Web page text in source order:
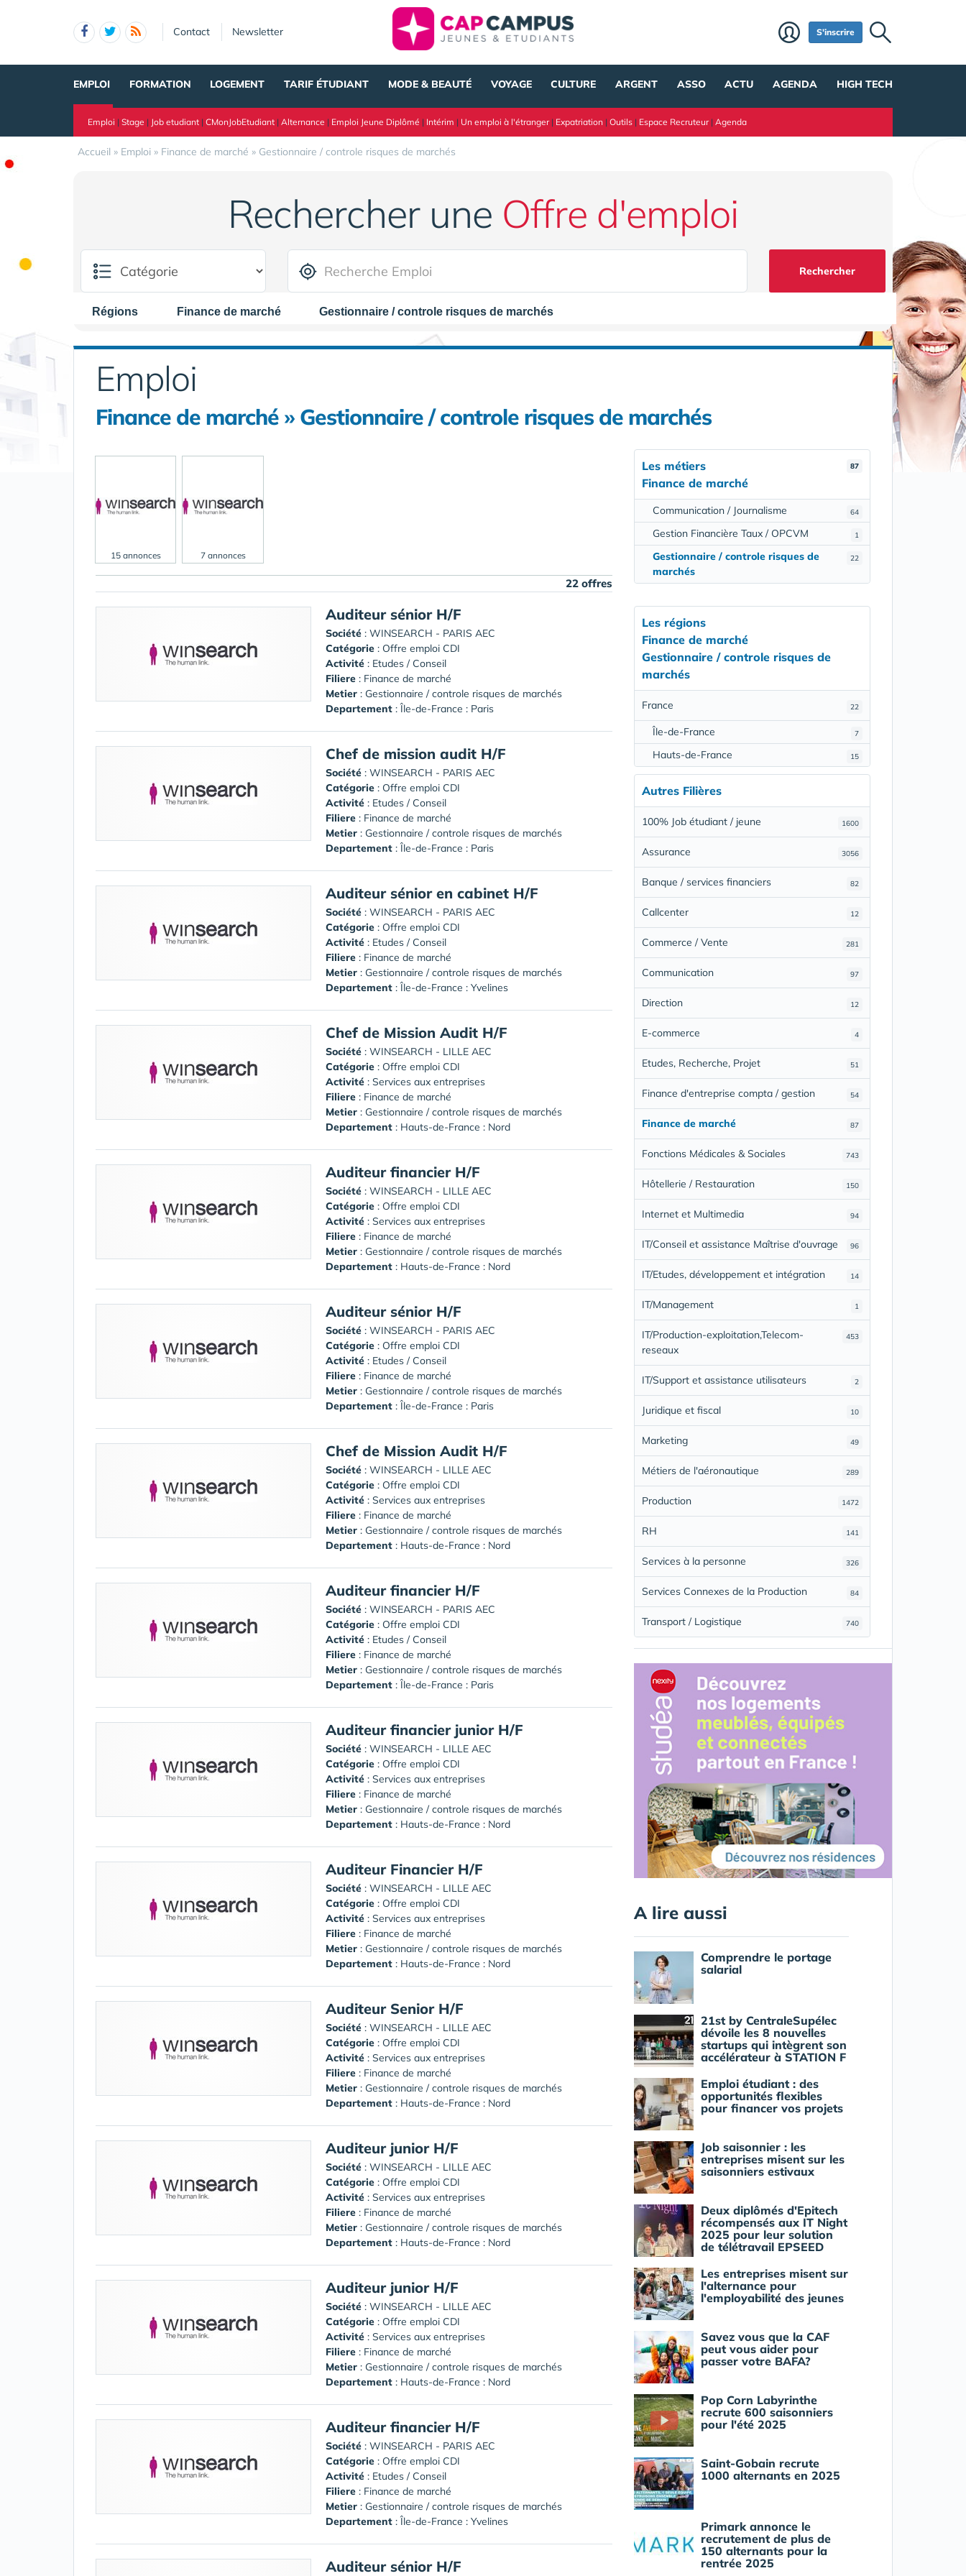
Contact Newsletter S'inscrire
EMPLOI FORMATION LOGEMENT TARIF ÉTUDIANT MODE & BEAUTÉ VOYAGE CULTURE ARGENT ASSO ACTU AGENDA HIGH TECH
Emploi | Stage | Job etudiant | CMonJobEtudiant | Alternance | Emploi Jeune Diplômé | Intérim | Un emploi à l'étranger| Expatriation | Outils | Espace Recruteur| Agenda
Accueil » Emploi » Finance de marché » Gestionnaire / controle risques de marchés
Rechercher une Offre d'emploi
Rechercher
Régions Finance de marché Gestionnaire / controle risques de marchés
Emploi
Finance de marché » Gestionnaire / controle risques de marchés
15 annonces 7 annonces
22 offres
Auditeur sénior H/F
Société : WINSEARCH - PARIS AEC
Catégorie : Offre emploi CDI
Activité : Etudes / Conseil
Filiere : Finance de marché
Metier : Gestionnaire / controle risques de marchés
Departement : Île-de-France : Paris
Chef de mission audit H/F
Société : WINSEARCH - PARIS AEC
Catégorie : Offre emploi CDI
Activité : Etudes / Conseil
Filiere : Finance de marché
Metier : Gestionnaire / controle risques de marchés
Departement : Île-de-France : Paris
Auditeur sénior en cabinet H/F
Société : WINSEARCH - PARIS AEC
Catégorie : Offre emploi CDI
Activité : Etudes / Conseil
Filiere : Finance de marché
Metier : Gestionnaire / controle risques de marchés
Departement : Île-de-France : Yvelines
Chef de Mission Audit H/F
Société : WINSEARCH - LILLE AEC
Catégorie : Offre emploi CDI
Activité : Services aux entreprises
Filiere : Finance de marché
Metier : Gestionnaire / controle risques de marchés
Departement : Hauts-de-France : Nord
Auditeur financier H/F
Société : WINSEARCH - LILLE AEC
Catégorie : Offre emploi CDI
Activité : Services aux entreprises
Filiere : Finance de marché
Metier : Gestionnaire / controle risques de marchés
Departement : Hauts-de-France : Nord
Auditeur sénior H/F
Société : WINSEARCH - PARIS AEC
Catégorie : Offre emploi CDI
Activité : Etudes / Conseil
Filiere : Finance de marché
Metier : Gestionnaire / controle risques de marchés
Departement : Île-de-France : Paris
Chef de Mission Audit H/F
Société : WINSEARCH - LILLE AEC
Catégorie : Offre emploi CDI
Activité : Services aux entreprises
Filiere : Finance de marché
Metier : Gestionnaire / controle risques de marchés
Departement : Hauts-de-France : Nord
Auditeur financier H/F
Société : WINSEARCH - PARIS AEC
Catégorie : Offre emploi CDI
Activité : Etudes / Conseil
Filiere : Finance de marché
Metier : Gestionnaire / controle risques de marchés
Departement : Île-de-France : Paris
Auditeur financier junior H/F
Société : WINSEARCH - LILLE AEC
Catégorie : Offre emploi CDI
Activité : Services aux entreprises
Filiere : Finance de marché
Metier : Gestionnaire / controle risques de marchés
Departement : Hauts-de-France : Nord
Auditeur Financier H/F
Société : WINSEARCH - LILLE AEC
Catégorie : Offre emploi CDI
Activité : Services aux entreprises
Filiere : Finance de marché
Metier : Gestionnaire / controle risques de marchés
Departement : Hauts-de-France : Nord
Auditeur Senior H/F
Société : WINSEARCH - LILLE AEC
Catégorie : Offre emploi CDI
Activité : Services aux entreprises
Filiere : Finance de marché
Metier : Gestionnaire / controle risques de marchés
Departement : Hauts-de-France : Nord
Auditeur junior H/F
Société : WINSEARCH - LILLE AEC
Catégorie : Offre emploi CDI
Activité : Services aux entreprises
Filiere : Finance de marché
Metier : Gestionnaire / controle risques de marchés
Departement : Hauts-de-France : Nord
Auditeur junior H/F
Société : WINSEARCH - LILLE AEC
Catégorie : Offre emploi CDI
Activité : Services aux entreprises
Filiere : Finance de marché
Metier : Gestionnaire / controle risques de marchés
Departement : Hauts-de-France : Nord
Auditeur financier H/F
Société : WINSEARCH - PARIS AEC
Catégorie : Offre emploi CDI
Activité : Etudes / Conseil
Filiere : Finance de marché
Metier : Gestionnaire / controle risques de marchés
Departement : Île-de-France : Yvelines
Auditeur sénior H/F
87
Les métiers
Finance de marché
64
Communication / Journalisme
1
Gestion Financière Taux / OPCVM
22
Gestionnaire / controle risques de
marchés
Les régions
Finance de marché
Gestionnaire / controle risques de
marchés
22
France
7
Île-de-France
15
Hauts-de-France
Autres Filières
1600
100% Job étudiant / jeune
3056
Assurance
82
Banque / services financiers
12
Callcenter
281
Commerce / Vente
97
Communication
12
Direction
4
E-commerce
51
Etudes, Recherche, Projet
54
Finance d'entreprise compta / gestion
87
Finance de marché
743
Fonctions Médicales & Sociales
150
Hôtellerie / Restauration
94
Internet et Multimedia
96
IT/Conseil et assistance Maîtrise d'ouvrage
14
IT/Etudes, développement et intégration
1
IT/Management
453
IT/Production-exploitation,Telecom-
reseaux
2
IT/Support et assistance utilisateurs
10
Juridique et fiscal
49
Marketing
289
Métiers de l'aéronautique
1472
Production
141
RH
326
Services à la personne
84
Services Connexes de la Production
740
Transport / Logistique
A lire aussi
Comprendre le portage
salarial
21st by CentraleSupélec
dévoile les 8 nouvelles
startups qui intègrent son
accélérateur à STATION F
Emploi étudiant : des
opportunités flexibles
pour financer vos projets
Job saisonnier : les
entreprises misent sur les
saisonniers estivaux
Deux diplômés d'Epitech
récompensés aux IT Night
2025 pour leur solution
de télétravail EPSEED
Les entreprises misent sur
l'alternance pour
l'employabilité des jeunes
Savez vous que la CAF
peut vous aider pour
passer votre BAFA?
Pop Corn Labyrinthe
recrute 600 saisonniers
pour l'été 2025
Saint-Gobain recrute
1000 alternants en 2025
Primark annonce le
recrutement de plus de
150 alternants pour la
rentrée 2025